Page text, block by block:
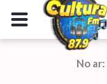
No ar: